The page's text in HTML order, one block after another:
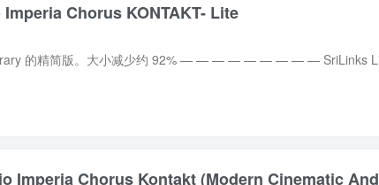
Chorus KONTAKT- Lite
Imperia Chorus Kontakt (Modern Cinematic And